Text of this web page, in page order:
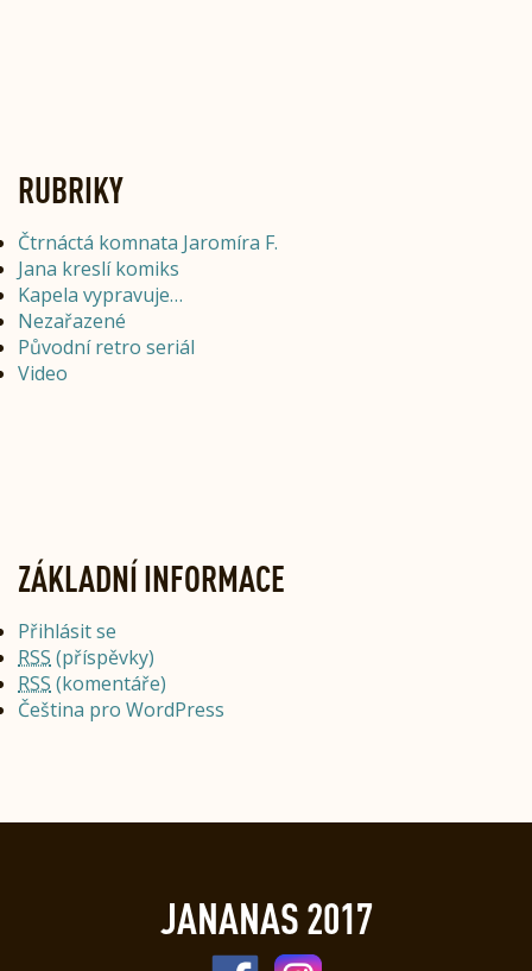
RUBRIKY
Čtrnáctá komnata Jaromíra F.
Jana kreslí komiks
Kapela vypravuje…
Nezařazené
Původní retro seriál
Video
ZÁKLADNÍ INFORMACE
Přihlásit se
RSS (příspěvky)
RSS (komentáře)
Čeština pro WordPress
JANANAS 2017